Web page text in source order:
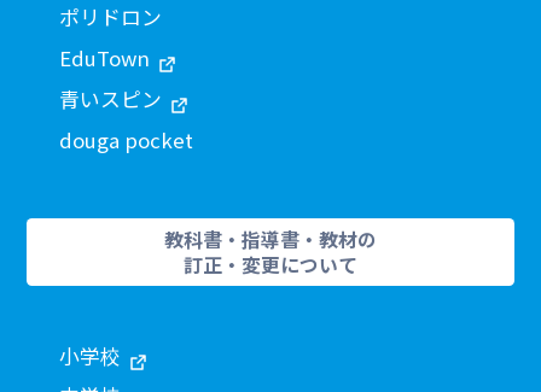
ポリドロン
EduTown
青いスピン
douga pocket
教科書・指導書・教材の
訂正・変更について
小学校